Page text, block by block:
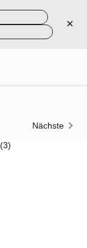
×
Nächste